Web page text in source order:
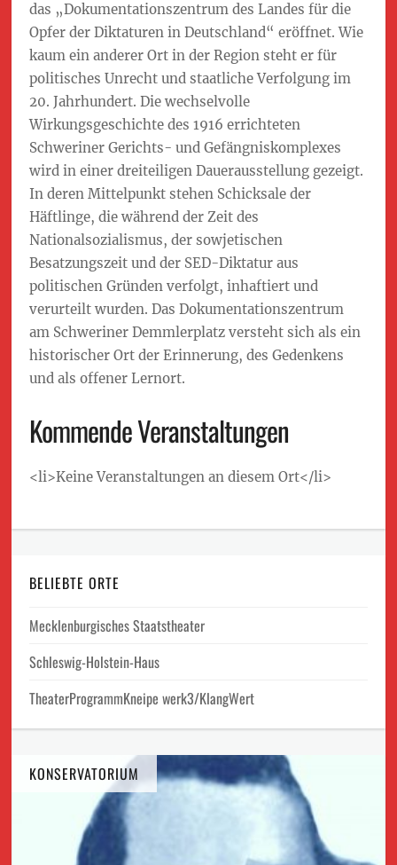
das „Dokumentationszentrum des Landes für die
Opfer der Diktaturen in Deutschland“ eröffnet. Wie
kaum ein anderer Ort in der Region steht er für
politisches Unrecht und staatliche Verfolgung im
20. Jahrhundert. Die wechselvolle
Wirkungsgeschichte des 1916 errichteten
Schweriner Gerichts- und Gefängniskomplexes
wird in einer dreiteiligen Dauerausstellung gezeigt.
In deren Mittelpunkt stehen Schicksale der
Häftlinge, die während der Zeit des
Nationalsozialismus, der sowjetischen
Besatzungszeit und der SED-Diktatur aus
politischen Gründen verfolgt, inhaftiert und
verurteilt wurden. Das Dokumentationszentrum
am Schweriner Demmlerplatz versteht sich als ein
historischer Ort der Erinnerung, des Gedenkens
und als offener Lernort.
Kommende Veranstaltungen
<li>Keine Veranstaltungen an diesem Ort</li>
BELIEBTE ORTE
Mecklenburgisches Staatstheater
Schleswig-Holstein-Haus
TheaterProgrammKneipe werk3/KlangWert
KONSERVATORIUM